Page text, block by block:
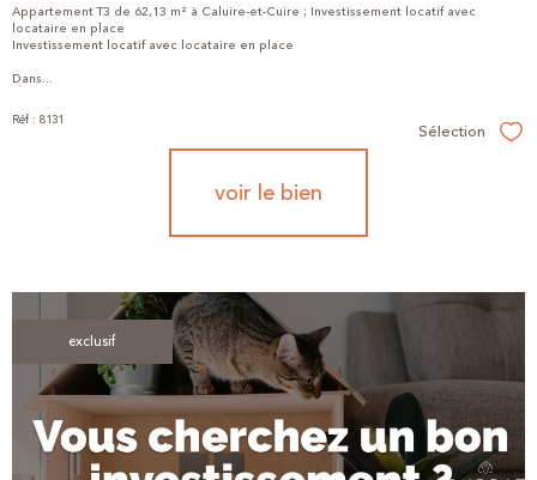
Appartement T3 de 62,13 m² à Caluire-et-Cuire ; Investissement locatif avec
locataire en place
Investissement locatif avec locataire en place
Dans...
Réf : 8131 Sélection
voir le bien
exclusif